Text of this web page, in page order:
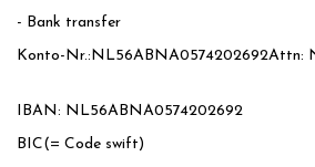
- Bank transfer
Konto-Nr.:NL56ABNA0574202692Attn:
IBAN: NL56ABNA0574202692
BIC(= Code swift)